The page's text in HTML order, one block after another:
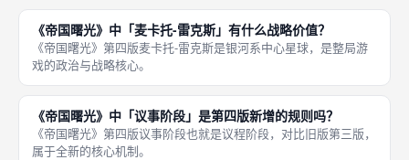
《帝国曙光》中「麦卡托‑雷克斯」有什么战略价值？
《帝国曙光》第四版麦卡托‑雷克斯是银河系中心星球，是整局游
戏的政治与战略核心。
《帝国曙光》中「议事阶段」是第四版新增的规则吗？
《帝国曙光》第四版议事阶段也就是议程阶段，对比旧版第三版，
属于全新的核心机制。